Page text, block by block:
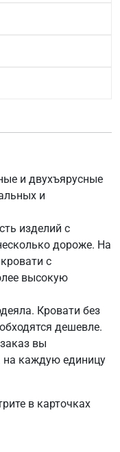
и двухъярусные
и
изделий с
дороже. На
с
высокую
Кровати без
дешевле.
вы
каждую единицу
в карточках